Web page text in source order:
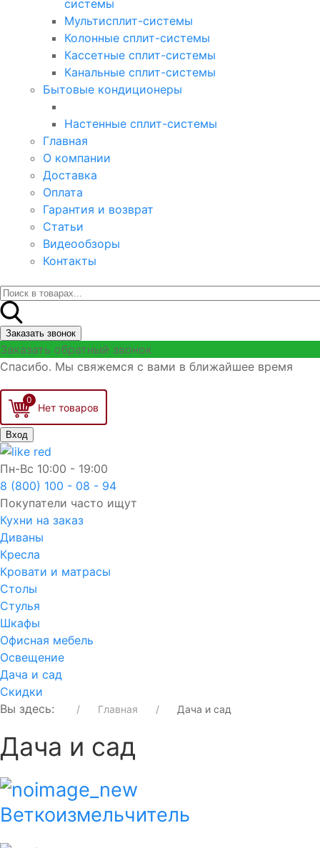
системы
Мультисплит-системы
Колонные сплит-системы
Кассетные сплит-системы
Канальные сплит-системы
Бытовые кондиционеры
Настенные сплит-системы
Главная
О компании
Доставка
Оплата
Гарантия и возврат
Статьи
Видеообзоры
Контакты
Заказать звонок
Заказать обратный звонок
Спасибо. Мы свяжемся с вами в ближайшее время
0
Вход
Пн-Вс 10:00 - 19:00
8 (800) 100 - 08 - 94
Покупатели часто ищут
Кухни на заказ
Диваны
Кресла
Кровати и матрасы
Столы
Стулья
Шкафы
Офисная мебель
Освещение
Дача и сад
Скидки
Вы здесь:
Главная Дача и сад
Дача и сад
Веткоизмельчитель